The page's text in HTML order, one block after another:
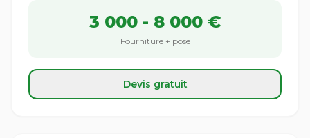
3 000 - 8 000 €
Fourniture + pose
Devis gratuit